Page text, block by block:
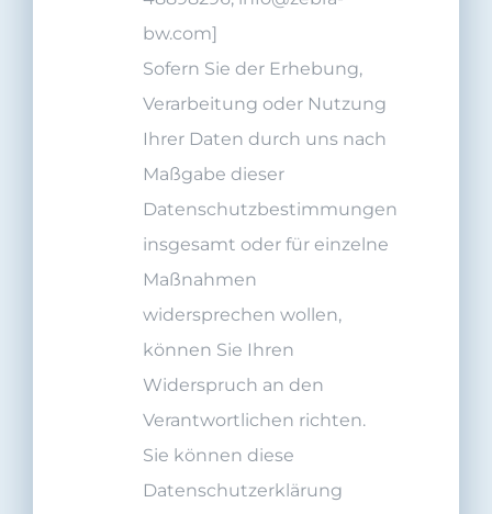
bw.com]
Sofern Sie der Erhebung,
Verarbeitung oder Nutzung
Ihrer Daten durch uns nach
Maßgabe dieser
Datenschutzbestimmungen
insgesamt oder für einzelne
Maßnahmen
widersprechen wollen,
können Sie Ihren
Widerspruch an den
Verantwortlichen richten.
Sie können diese
Datenschutzerklärung